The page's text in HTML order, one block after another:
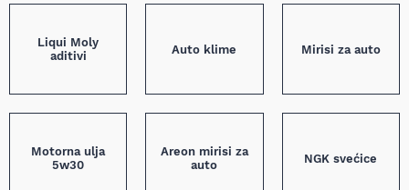
Liqui Moly
aditivi
Auto klime Mirisi za auto
Motorna ulja
5w30
Areon mirisi za
auto
NGK svećice